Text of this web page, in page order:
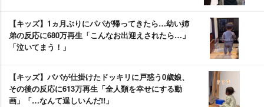
【キッズ】1ヵ月ぶりにパパが帰ってきたら…幼い姉
弟の反応に680万再生「こんなお出迎えされたら…」
「泣いてまう！」
【キッズ】パパが仕掛けたドッキリに戸惑う0歳娘、
その後の反応に613万再生「全人類を幸せにする動
画」「…なんて逞しいんだ!!」